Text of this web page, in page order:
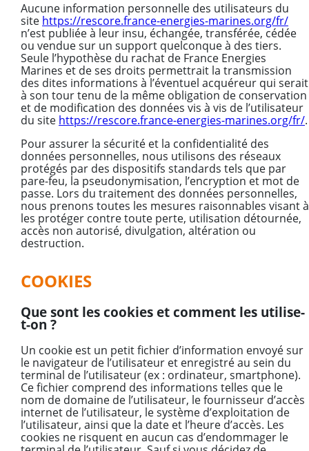
Aucune information personnelle des utilisateurs du
site https://rescore.france-energies-marines.org/fr/
n’est publiée à leur insu, échangée, transférée, cédée
ou vendue sur un support quelconque à des tiers.
Seule l’hypothèse du rachat de France Energies
Marines et de ses droits permettrait la transmission
des dites informations à l’éventuel acquéreur qui serait
à son tour tenu de la même obligation de conservation
et de modification des données vis à vis de l’utilisateur
du site https://rescore.france-energies-marines.org/fr/.
Pour assurer la sécurité et la confidentialité des
données personnelles, nous utilisons des réseaux
protégés par des dispositifs standards tels que par
pare-feu, la pseudonymisation, l’encryption et mot de
passe. Lors du traitement des données personnelles,
nous prenons toutes les mesures raisonnables visant à
les protéger contre toute perte, utilisation détournée,
accès non autorisé, divulgation, altération ou
destruction.
COOKIES
Que sont les cookies et comment les utilise-
t-on ?
Un cookie est un petit fichier d’information envoyé sur
le navigateur de l’utilisateur et enregistré au sein du
terminal de l’utilisateur (ex : ordinateur, smartphone).
Ce fichier comprend des informations telles que le
nom de domaine de l’utilisateur, le fournisseur d’accès
internet de l’utilisateur, le système d’exploitation de
l’utilisateur, ainsi que la date et l’heure d’accès. Les
cookies ne risquent en aucun cas d’endommager le